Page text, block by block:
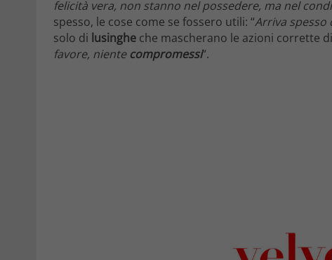
felicità vera, non stanno nel possedere, ma nel
spesso, le cose come se fossero utili: “Arriva spesso
solo di lusinghe che mascherano le azioni corrette
favore, niente compromessi“.